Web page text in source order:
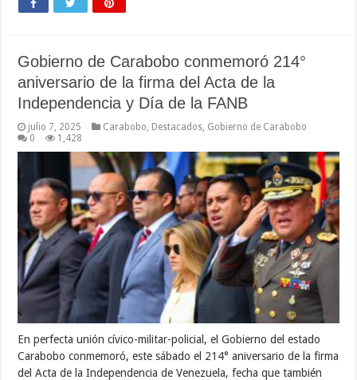
Gobierno de Carabobo conmemoró 214°
aniversario de la firma del Acta de la
Independencia y Día de la FANB
julio 7, 2025 Carabobo, Destacados, Gobierno de Carabobo
0
1,428
En perfecta unión cívico-militar-policial, el Gobierno del estado
Carabobo conmemoró, este sábado el 214° aniversario de la firma
del Acta de la Independencia de Venezuela, fecha que también